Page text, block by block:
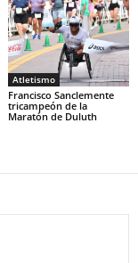
Atletismo
Francisco Sanclemente
tricampeón de la
Maratón de Duluth